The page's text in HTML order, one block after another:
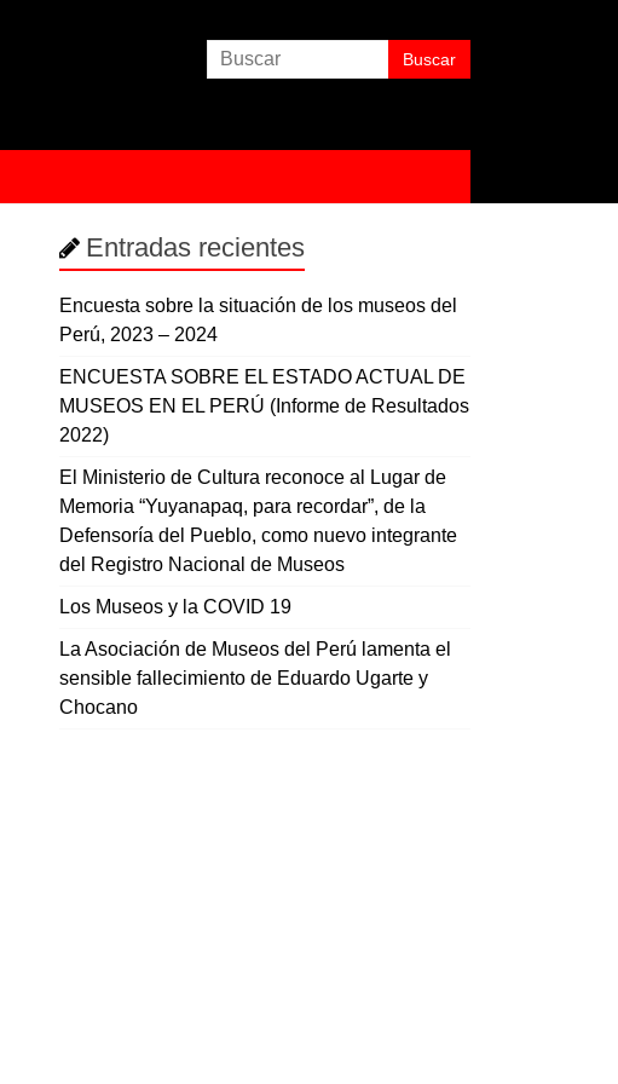
Entradas recientes
Encuesta sobre la situación de los museos del
Perú, 2023 – 2024
ENCUESTA SOBRE EL ESTADO ACTUAL DE
MUSEOS EN EL PERÚ (Informe de Resultados
2022)
El Ministerio de Cultura reconoce al Lugar de
Memoria “Yuyanapaq, para recordar”, de la
Defensoría del Pueblo, como nuevo integrante
del Registro Nacional de Museos
Los Museos y la COVID 19
La Asociación de Museos del Perú lamenta el
sensible fallecimiento de Eduardo Ugarte y
Chocano